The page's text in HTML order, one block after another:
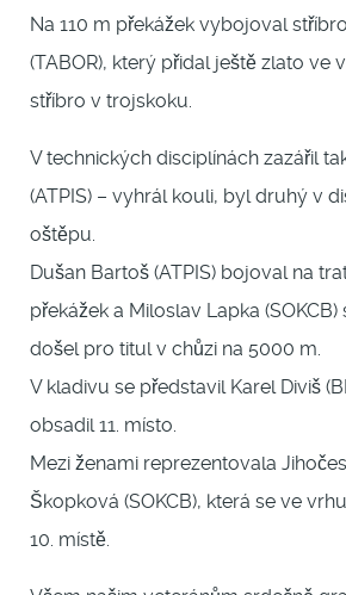
Na 110 m překážek vybojoval
(TABOR), který přidal ještě zlato ve
stříbro v trojskoku.
V technických disciplínách zazářil
(ATPIS) – vyhrál kouli, byl druhý v
oštěpu.
Dušan Bartoš (ATPIS) bojoval na
překážek a Miloslav Lapka
došel pro titul v chůzi na 5000 m.
V kladivu se představil Karel Diviš
obsadil 11. místo.
Mezi ženami reprezentovala
Škopková (SOKCB), která se ve
10. místě.